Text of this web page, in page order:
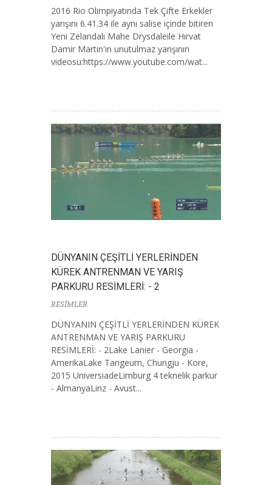
2016 Rio Olimpiyatında Tek Çifte Erkekler
yarışını 6.41.34 ile aynı salise içinde bitiren
Yeni Zelandalı Mahe Drysdaleile Hırvat
Damir Martin'in unutulmaz yarışının
videosu:https://www.youtube.com/wat...
DÜNYANIN ÇEŞİTLİ YERLERİNDEN
KÜREK ANTRENMAN VE YARIŞ
PARKURU RESİMLERİ: - 2
RESİMLER
DÜNYANIN ÇEŞİTLİ YERLERİNDEN KÜREK
ANTRENMAN VE YARIŞ PARKURU
RESİMLERİ: - 2Lake Lanier - Georgia -
AmerikaLake Tangeum, Chungju - Kore,
2015 UniversiadeLimburg 4 teknelik parkur
- AlmanyaLinz - Avust...